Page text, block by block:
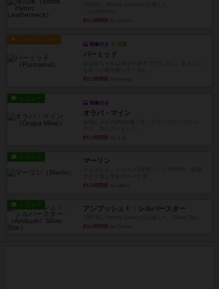
約11時間前
ルール/インスト
画像付き 充実
パーミッド
約11時間前
レビュー
画像付き
オラパ・マイン
約12時間前
レビュー マーリン
約13時間前
レビュー アンブッシュ！：シルバースター
約13時間前